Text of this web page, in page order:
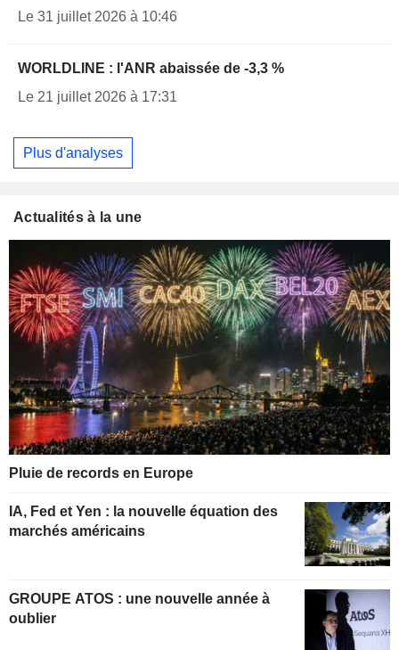
Le 31 juillet 2026 à 10:46
WORLDLINE : l'ANR abaissée de -3,3 %
Le 21 juillet 2026 à 17:31
Plus d'analyses
Actualités à la une
Pluie de records en Europe
IA, Fed et Yen : la nouvelle équation des
marchés américains
GROUPE ATOS : une nouvelle année à
oublier